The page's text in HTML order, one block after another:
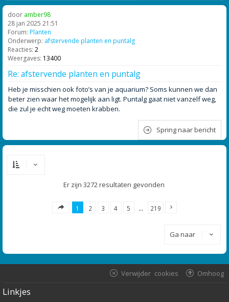
door amber98
28 jan 2025 21:51
Forum: Planten
Onderwerp: afstervende planten en puntalg
Reacties: 2
Weergaves: 13400
Re: afstervende planten en puntalg
Heb je misschien ook foto’s van je aquarium? Soms kunnen we dan
beter zien waar het mogelijk aan ligt. Puntalg gaat niet vanzelf weg,
die zul je echt weg moeten krabben.
Spring naar bericht
Er zijn 3272 resultaten gevonden
1 2 3 4 5 … 219
Ga naar
Omhoog
Verwijder cookies
Linkjes